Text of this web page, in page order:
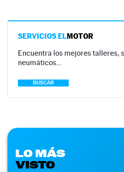
SERVICIOS ELMOTOR
Encuentra los mejores talleres,
neumáticos…
BUSCAR
LO MÁS
VISTO